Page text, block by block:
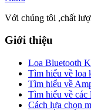
Với chúng tôi ,chất
Giới thiệu
Loa Bluetooth
Tìm hiểu về loa
Tìm hiểu về
Tìm hiểu về các
Cách lựa chọn